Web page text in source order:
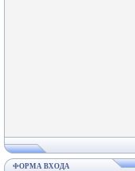
ФОРМА ВХОДА